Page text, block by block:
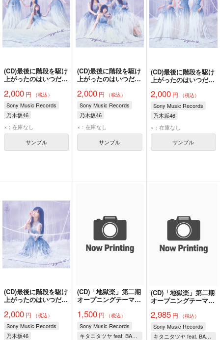
(CD)最後に階段を駆け
上がったのはいつだ？
2,000 円 （税込）
Sony Music Records
乃木坂46
×：在庫なし
サンプル
(CD)最後に階段を駆け
上がったのはいつだ？
2,000 円 （税込）
Sony Music Records
乃木坂46
×：在庫なし
サンプル
(CD)最後に階段を駆け
上がったのはいつだ？
2,000円 （税込）
Sony Music Records
乃木坂46
×：在庫なし
サンプル
(CD)最後に階段を駆け
上がったのはいつだ？
2,000 円 （税込）
Sony Music Records
乃木坂46
(CD)「地獄楽」第二期
オープニングテーマ
キタニタツヤ feat.
BABYMETAL
1,500 円 （税込）
Sony Music Records
キタニタツヤ feat. BABYMETAL
(CD)「地獄楽」第二期
オープニングテーマ
産限定盤)/キタニタツ
ヤ feat. BABYMETAL
2,985円 （税込）
Sony Music Records
キタニタツヤ feat. BABYMETAL